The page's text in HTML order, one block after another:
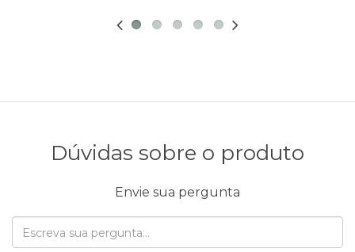
Dúvidas sobre o produto
Envie sua pergunta